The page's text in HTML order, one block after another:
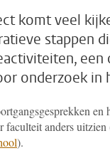
komt veel
stappen
een
onderzoek in
en
faculteit anders
).